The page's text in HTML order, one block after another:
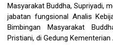
Masyarakat Buddha, Supriyadi,
jabatan fungsional Analis
Bimbingan Masyarakat
Pristiani, di Gedung